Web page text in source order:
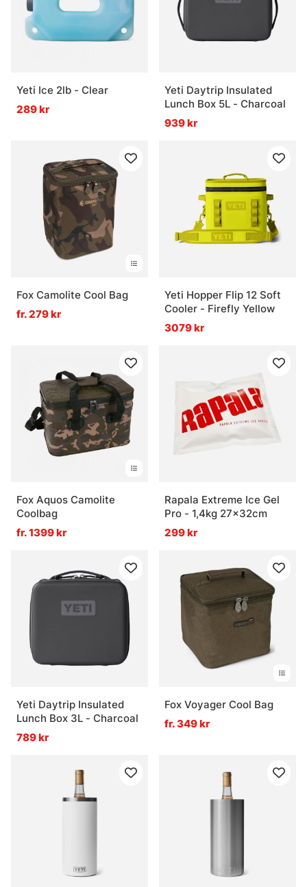
Yeti Ice 2lb - Clear
289 kr
Yeti Daytrip Insulated
Lunch Box 5L - Charcoal
939 kr
Fox Camolite Cool Bag
fr. 279 kr
Yeti Hopper Flip 12 Soft
Cooler - Firefly Yellow
3079 kr
Fox Aquos Camolite
Coolbag
fr. 1399 kr
Rapala Extreme Ice Gel
Pro - 1,4kg 27x32cm
299 kr
Yeti Daytrip Insulated
Lunch Box 3L - Charcoal
789 kr
Fox Voyager Cool Bag
fr. 349 kr